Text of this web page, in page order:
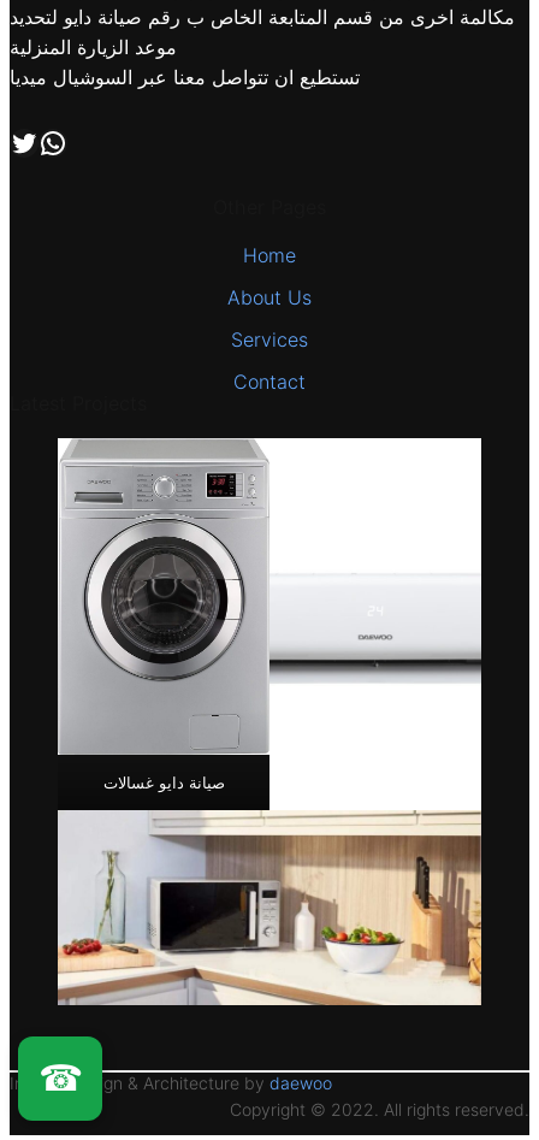
مكالمة اخرى من قسم المتابعة الخاص ب رقم صيانة دايو لتحديد
موعد الزيارة المنزلية
تستطيع ان تتواصل معنا عبر السوشيال ميديا
تابعنا علي صفحة التويتر اتصل بنا علي طريق الوتساب
Home
About Us
Services
Contact
صيانة دايو غسالات
Interior Design & Architecture by daewoo
Copyright © 2022. All rights reserved.
☎